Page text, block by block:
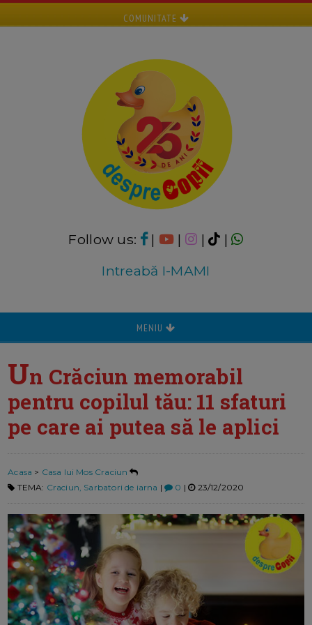
COMUNITATE
Follow us: | | |
|
Intreabă I-MAMI
MENIU
Un Crăciun memorabil
pentru copilul tău: 11 sfaturi
pe care ai putea să le aplici
Acasa > Casa lui Mos Craciun
TEMA: Craciun, Sarbatori de iarna | 0 | 23/12/2020